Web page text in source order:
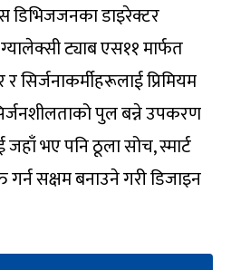
डाइरेक्टर
ट्याब एस११ मार्फत
सिर्जनाकर्मीहरूलाई प्रिमियम
पुल बन्ने उपकरण
जहाँ भए पनि ठूला सोच, स्मार्ट
सक्षम बनाउने गरी डिजाइन